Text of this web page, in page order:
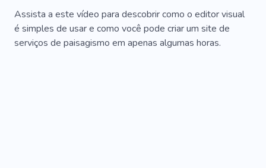
Assista a este vídeo para descobrir como o editor visual
é simples de usar e como você pode criar um site de
serviços de paisagismo em apenas algumas horas.